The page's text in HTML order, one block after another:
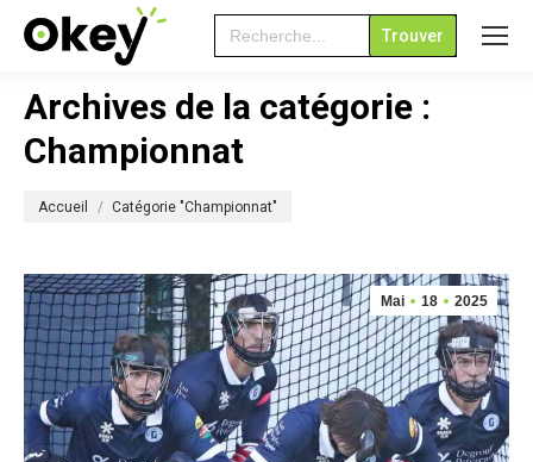
Search
for:
Archives de la catégorie :
Championnat
Accueil Catégorie "Championnat"
Mai 18 2025